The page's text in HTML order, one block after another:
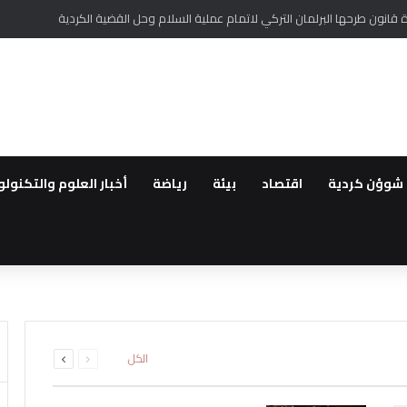
أممي من تغلغل لتنظيم داعش في سوريا وتهديده السلم الأهلي
شوؤن كردية اقتصاد بيئة رياضة أخبار العلوم
بانتمائهما إلى تنظيم
العراقية ترفع
..مهجروا سري كانية
لأهالي عفرين
الأملاك…استمرار
الحفر العشوائي للآبار في
الكل الصفحةالصفحة